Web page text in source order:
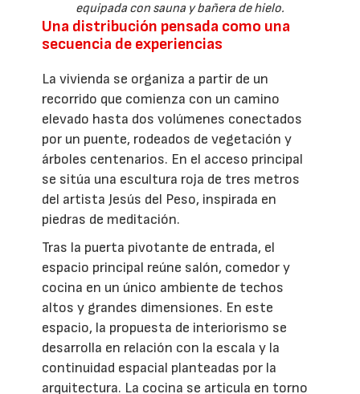
equipada con sauna y bañera de hielo.
Una distribución pensada como una
secuencia de experiencias
La vivienda se organiza a partir de un
recorrido que comienza con un camino
elevado hasta dos volúmenes conectados
por un puente, rodeados de vegetación y
árboles centenarios. En el acceso principal
se sitúa una escultura roja de tres metros
del artista Jesús del Peso, inspirada en
piedras de meditación.
Tras la puerta pivotante de entrada, el
espacio principal reúne salón, comedor y
cocina en un único ambiente de techos
altos y grandes dimensiones. En este
espacio, la propuesta de interiorismo se
desarrolla en relación con la escala y la
continuidad espacial planteadas por la
arquitectura. La cocina se articula en torno